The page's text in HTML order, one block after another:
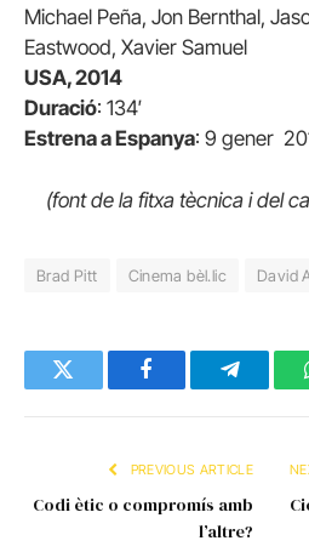
Michael Peña, Jon Bernthal,
Eastwood, Xavier Samuel
USA, 2014
Duració: 134′
Estrena a Espanya: 9 gener
(font de la fitxa tècnica i del
Brad Pitt Cinema bèl.lic David
Twitter Facebook
PREVIOUS ARTICLE
Codi ètic o compromís amb
l’altre?